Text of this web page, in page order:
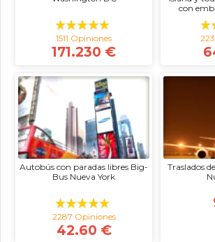
1511 Opiniones
171.230 €
con
Autobús con paradas libres Big-
Bus Nueva York
2287 Opiniones
42.60 €
Traslados